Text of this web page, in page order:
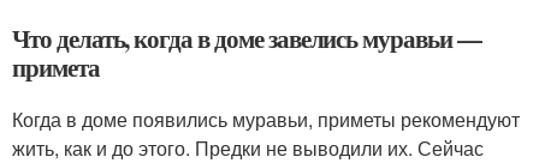
Что делать, когда в доме завелись муравьи —
примета
Когда в доме появились муравьи, приметы рекомендуют
жить, как и до этого. Предки не выводили их. Сейчас